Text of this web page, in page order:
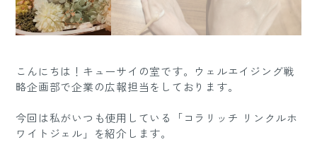
こんにちは！キューサイの室です。ウェルエイジング戦
略企画部で企業の広報担当をしております。
今回は私がいつも使用している「コラリッチ リンクルホ
ワイトジェル」を紹介します。